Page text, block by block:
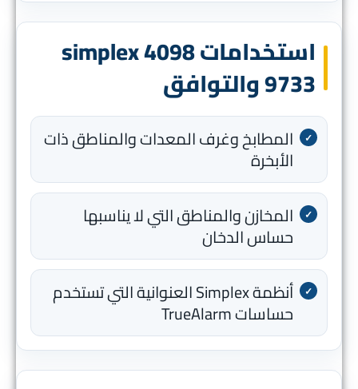
استخدامات simplex 4098
9733 والتوافق
المطابخ وغرف المعدات والمناطق ذات
الأبخرة
المخازن والمناطق التي لا يناسبها
حساس الدخان
أنظمة Simplex العنوانية التي تستخدم
حساسات TrueAlarm